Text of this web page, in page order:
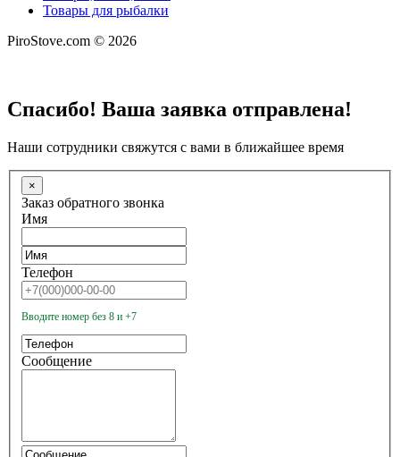
Товары для рыбалки
PiroStove.com © 2026
Спасибо! Ваша заявка отправлена!
Наши сотрудники свяжутся с вами в ближайшее время
×
Заказ обратного звонка
Имя
Телефон
Вводите номер без 8 и +7
Сообщение